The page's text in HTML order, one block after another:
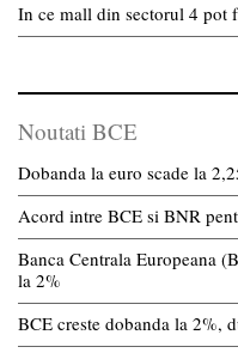
In ce mall din sectorul 4 pot
Noutati BCE
Dobanda la euro scade la
Acord intre BCE si BNR
Banca Centrala Europeana
la 2%
BCE creste dobanda la 2%,